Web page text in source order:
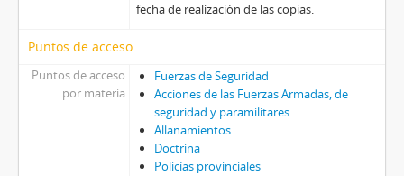
fecha de realización de las copias.
Puntos de acceso
Puntos de acceso
por materia
Fuerzas de Seguridad
Acciones de las Fuerzas Armadas, de
seguridad y paramilitares
Allanamientos
Doctrina
Policías provinciales